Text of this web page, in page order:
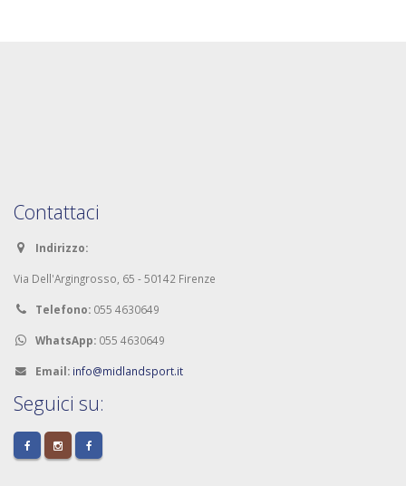
Contattaci
Indirizzo:
Via Dell'Argingrosso, 65 - 50142 Firenze
Telefono: 055 4630649
WhatsApp: 055 4630649
Email: info@midlandsport.it
Seguici su: